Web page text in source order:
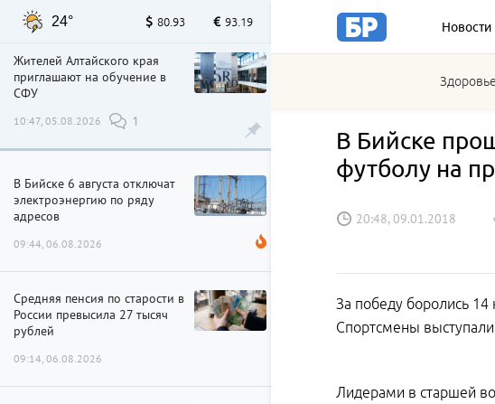
Новости
Здоровье
24° 80.93 93.19
Жителей Алтайского края
приглашают на обучение в
СФУ
10:47, 05.08.2026 1
В Бийске 6 августа отключат
электроэнергию по ряду
адресов
09:44, 06.08.2026
Средняя пенсия по старости в
России превысила 27 тысяч
рублей
09:14, 06.08.2026
В Бийске
футболу на
20:48, 09.01.2018
За победу боролись 14
Спортсмены выступали
Лидерами в старшей